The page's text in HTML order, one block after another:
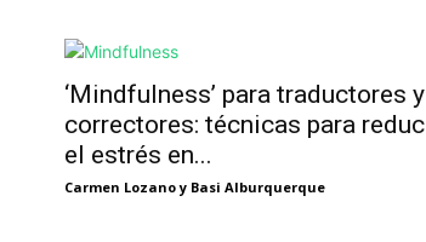
‘Mindfulness’ para traductores y
correctores: técnicas para
el estrés en...
Carmen Lozano y Basi Alburquerque